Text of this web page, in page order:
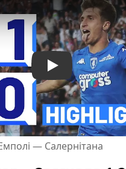
Play
— Салернітана